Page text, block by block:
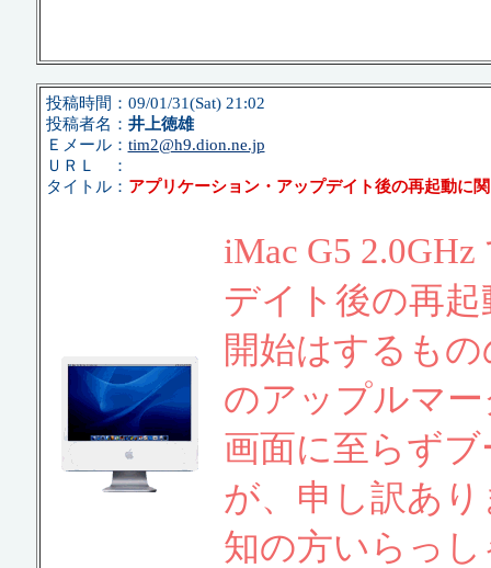
投稿時間：09/01/31(Sat) 21:02
投稿者名： 井上徳雄
Ｅメール： tim2@h9.dion.ne.jp
ＵＲＬ ：
タイトル： アプリケーション・アップデイト後の再起動に
iMac G5
デイト後の再
開始はするも
のアップルマ
画面に至らず
が、申し訳あ
知の方いらっ